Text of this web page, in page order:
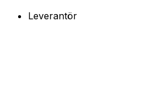
Leverantör